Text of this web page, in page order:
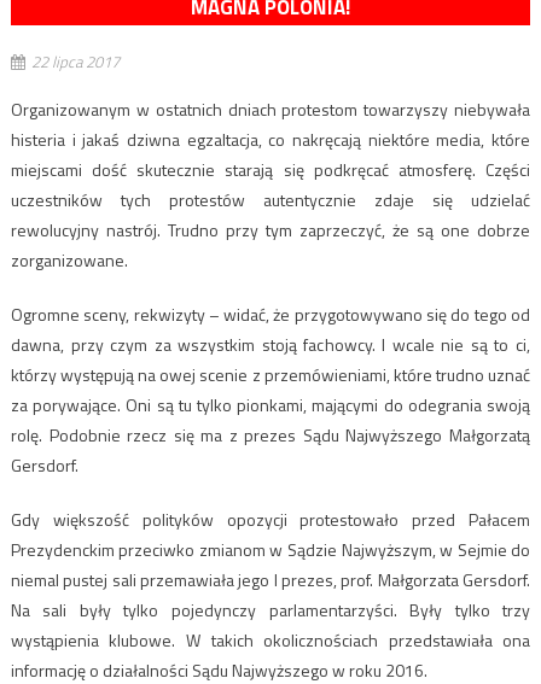
MAGNA POLONIA!
22 lipca 2017
Organizowanym w ostatnich dniach protestom towarzyszy niebywała
histeria i jakaś dziwna egzaltacja, co nakręcają niektóre media, które
miejscami dość skutecznie starają się podkręcać atmosferę. Części
uczestników tych protestów autentycznie zdaje się udzielać
rewolucyjny nastrój. Trudno przy tym zaprzeczyć, że są one dobrze
zorganizowane.
Ogromne sceny, rekwizyty – widać, że przygotowywano się do tego od
dawna, przy czym za wszystkim stoją fachowcy. I wcale nie są to ci,
którzy występują na owej scenie z przemówieniami, które trudno uznać
za porywające. Oni są tu tylko pionkami, mającymi do odegrania swoją
rolę. Podobnie rzecz się ma z prezes Sądu Najwyższego Małgorzatą
Gersdorf.
Gdy większość polityków opozycji protestowało przed Pałacem
Prezydenckim przeciwko zmianom w Sądzie Najwyższym, w Sejmie do
niemal pustej sali przemawiała jego I prezes, prof. Małgorzata Gersdorf.
Na sali były tylko pojedynczy parlamentarzyści. Były tylko trzy
wystąpienia klubowe. W takich okolicznościach przedstawiała ona
informację o działalności Sądu Najwyższego w roku 2016.